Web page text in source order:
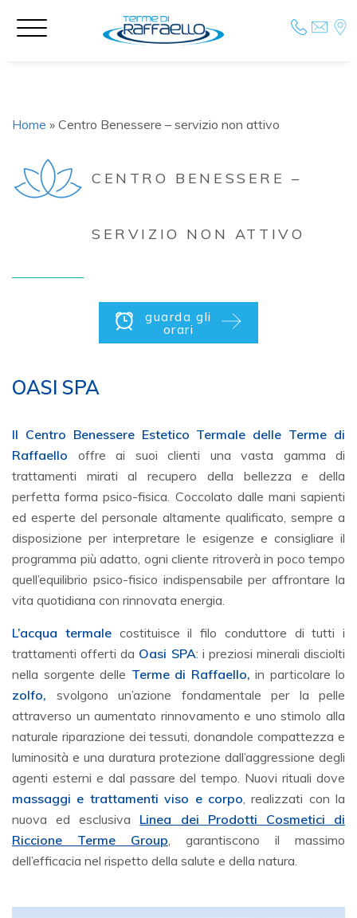
Home » Centro Benessere – servizio non attivo
CENTRO BENESSERE –
SERVIZIO NON ATTIVO
guarda gli
orari
OASI SPA
Il Centro Benessere Estetico Termale delle Terme di
Raffaello offre ai suoi clienti una vasta gamma di
trattamenti mirati al recupero della bellezza e della
perfetta forma psico-fisica. Coccolato dalle mani sapienti
ed esperte del personale altamente qualificato, sempre a
disposizione per interpretare le esigenze e consigliare il
programma più adatto, ogni cliente ritroverà in poco tempo
quell’equilibrio psico-fisico indispensabile per affrontare la
vita quotidiana con rinnovata energia.
L’acqua termalecostituisce il filo conduttore di tutti i
trattamenti offerti da Oasi SPA: i preziosi minerali disciolti
nella sorgente delle Terme di Raffaello, in particolare lo
zolfo, svolgono un’azione fondamentale per la pelle
attraverso un aumentato rinnovamento e uno stimolo alla
naturale riparazione dei tessuti, donandole compattezza e
luminosità e una duratura protezione dall’aggressione degli
agenti esterni e dal passare del tempo. Nuovi rituali dove
massaggi e trattamenti viso e corpo, realizzati con la
nuova ed esclusiva Linea dei Prodotti Cosmetici di
Riccione Terme Group, garantiscono il massimo
dell’efficacia nel rispetto della salute e della natura.